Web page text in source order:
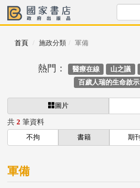
首頁 施政分類 軍備
熱門： 醫療在線 山之議
百歲人瑞的生命啟示
圖片
共 2 筆資料
不拘 書籍 期刊
軍備